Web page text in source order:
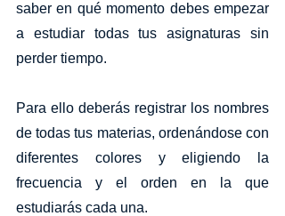
saber en qué momento debes empezar
a estudiar todas tus asignaturas sin
perder tiempo.
Para ello deberás registrar los nombres
de todas tus materias, ordenándose con
diferentes colores y eligiendo la
frecuencia y el orden en la que
estudiarás cada una.